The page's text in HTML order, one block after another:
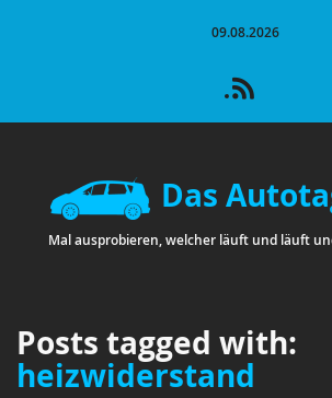
09.08.2026
Das
Mal ausprobieren, welcher läuft und läuft
Posts tagged with:
heizwiderstand